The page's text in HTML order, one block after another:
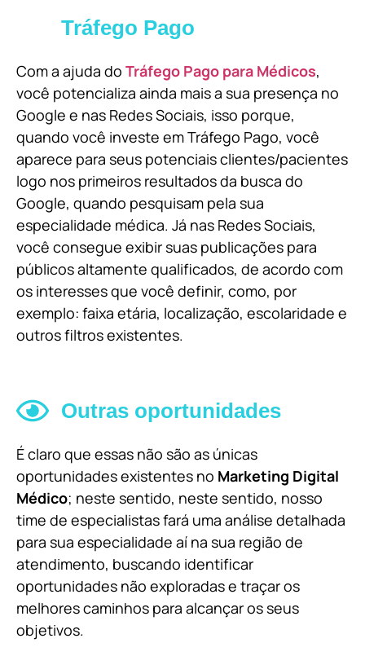
Tráfego Pago
Com a ajuda do Tráfego Pago para Médicos,
você potencializa ainda mais a sua presença no
Google e nas Redes Sociais, isso porque,
quando você investe em Tráfego Pago, você
aparece para seus potenciais clientes/pacientes
logo nos primeiros resultados da busca do
Google, quando pesquisam pela sua
especialidade médica. Já nas Redes Sociais,
você consegue exibir suas publicações para
públicos altamente qualificados, de acordo com
os interesses que você definir, como, por
exemplo: faixa etária, localização, escolaridade e
outros filtros existentes.
Outras oportunidades
É claro que essas não são as únicas
oportunidades existentes no Marketing Digital
Médico; neste sentido, neste sentido, nosso
time de especialistas fará uma análise detalhada
para sua especialidade aí na sua região de
atendimento, buscando identificar
oportunidades não exploradas e traçar os
melhores caminhos para alcançar os seus
objetivos.